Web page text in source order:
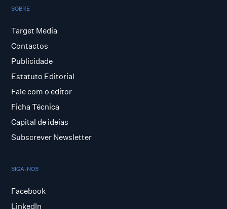
SOBRE
Target Media
Contactos
Publicidade
Estatuto Editorial
Fale com o editor
Ficha Técnica
Capital de ideias
Subscrever Newsletter
SIGA-NOS
Facebook
LinkedIn